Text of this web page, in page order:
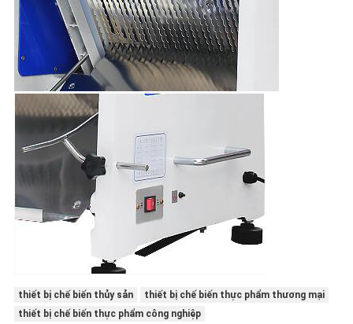
thiết bị chế biến thủy sản
thiết bị chế biến thực phẩm thương mại
thiết bị chế biến thực phẩm công nghiệp